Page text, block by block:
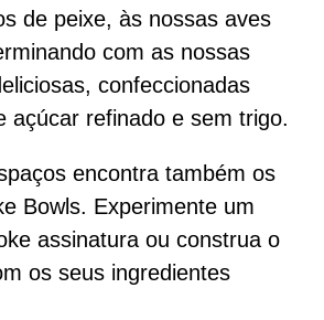
de peixe, às nossas aves
com as nossas
confeccionadas
açúcar refinado e sem trigo.
encontra também os
Bowls. Experimente um
assinatura ou construa o
os seus ingredientes